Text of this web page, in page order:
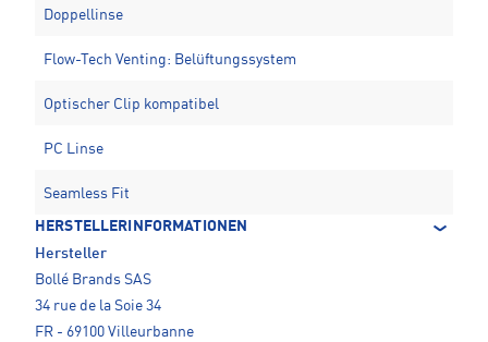
Doppellinse
Flow-Tech Venting: Belüftungssystem
Optischer Clip kompatibel
PC Linse
Seamless Fit
HERSTELLERINFORMATIONEN
Hersteller
Bollé Brands SAS
34 rue de la Soie 34
FR - 69100 Villeurbanne